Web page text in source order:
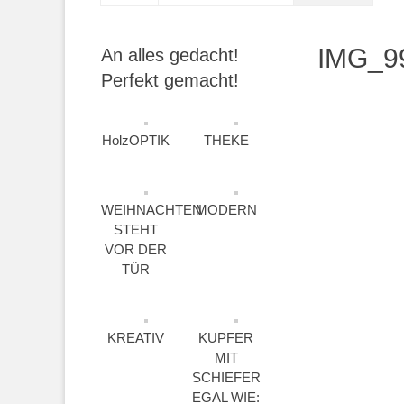
An alles gedacht!
Perfekt gemacht!
HolzOPTIK THEKE
WEIHNACHTEN
STEHT
VOR DER
TÜR
MODERN
KREATIV
KUPFER
MIT
SCHIEFER
EGAL WIE: